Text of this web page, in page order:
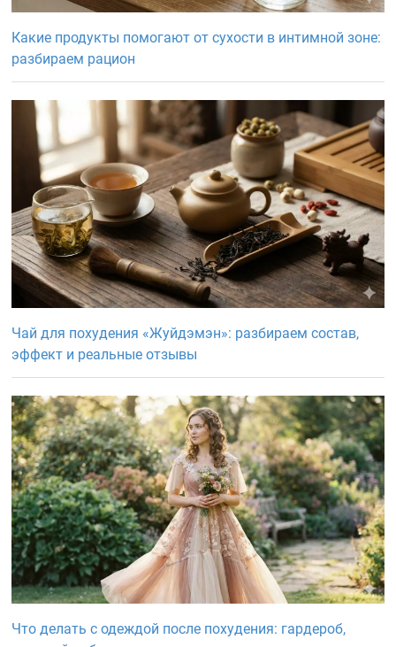
Какие продукты помогают от сухости в интимной зоне:
разбираем рацион
Чай для похудения «Жуйдэмэн»: разбираем состав,
эффект и реальные отзывы
Что делать с одеждой после похудения: гардероб,